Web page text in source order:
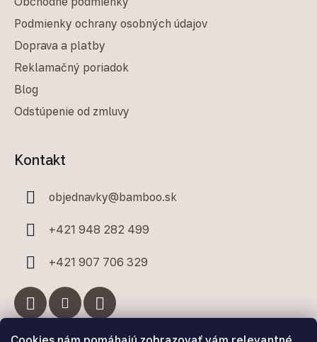
Podmienky ochrany osobných údajov
Doprava a platby
Reklamačný poriadok
Blog
Odstúpenie od zmluvy
Kontakt
objednavky@bamboo.sk
+421 948 282 499
+421 907 706 329